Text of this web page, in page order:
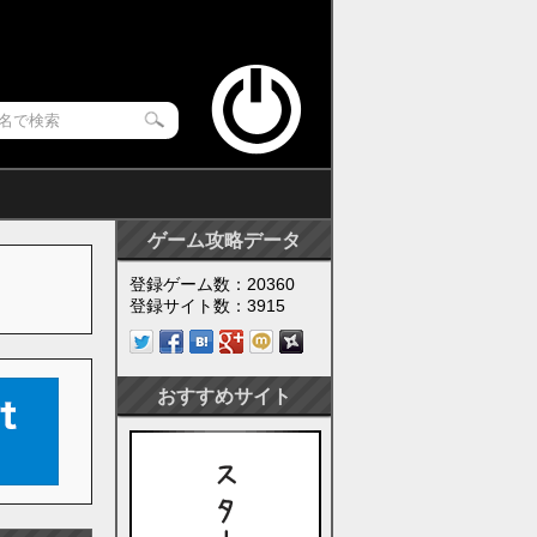
ゲーム攻略データ
登録ゲーム数：20360
登録サイト数：3915
おすすめサイト